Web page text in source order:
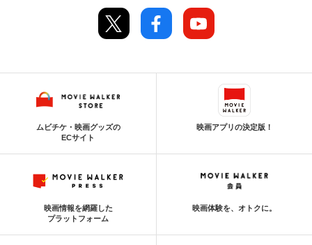
ムビチケ・映画グッズの
ECサイト
映画アプリの決定版！
映画情報を網羅した
プラットフォーム
映画体験を、オトクに。